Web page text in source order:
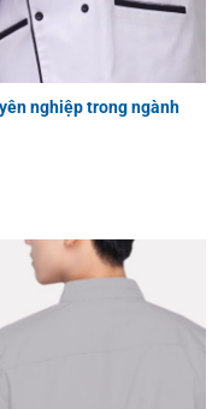
nghiệp trong ngành